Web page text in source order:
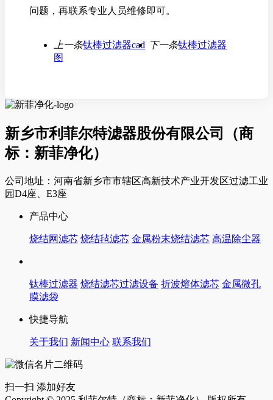
问题，再联系专业人员维修即可。
上一条钛棒过滤器cad
图
下一条钛棒过滤器
新乡市利菲尔特滤器股份有限公司（商
标：新菲净化）
公司地址：河南省新乡市市辖区高新技术产业开发区过滤工业
园D4座、E3座
产品中心
烧结网滤芯 烧结毡滤芯 金属粉末烧结滤芯 高温除尘器
钛棒过滤器 烧结滤芯过滤设备 折波熔体滤芯 金属微孔
膜滤袋
快捷导航
关于我们 新闻中心 联系我们
扫一扫 添加好友